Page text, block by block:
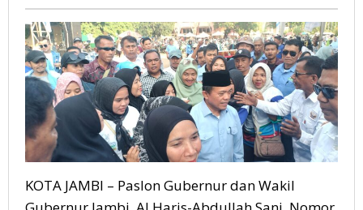
Pelayan
Masyarakat
Bukan
Penguasa
KOTA JAMBI – Paslon Gubernur dan Wakil